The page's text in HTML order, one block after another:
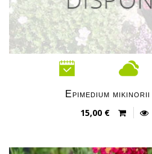
Epimedium
15,00 €